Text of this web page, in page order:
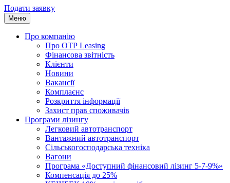
Подати заявку
Меню
Про компанію
Про ОТР Leasing
Фінансова звітність
Клієнти
Новини
Вакансії
Комплаєнс
Розкриття інформації
Захист прав споживачів
Програми лізингу
Легковий автотранспорт
Вантажний автотранспорт
Cільськогосподарська техніка
Вагони
Програма «Доступний фінансовий лізинг 5-7-9%»
Компенсація до 25%